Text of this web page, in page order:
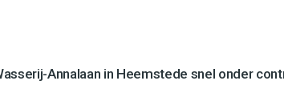
Annalaan in Heemstede snel onder